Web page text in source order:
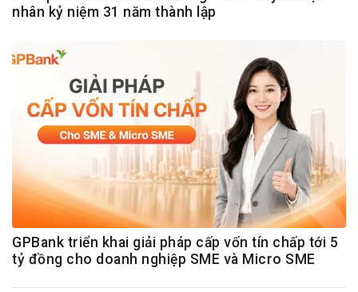
nhân kỷ niệm 31 năm thành lập
GPBank triển khai giải pháp cấp vốn tín chấp tới 5
tỷ đồng cho doanh nghiệp SME và Micro SME